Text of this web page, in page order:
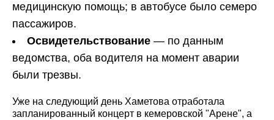
медицинскую помощь; в автобусе было семеро
пассажиров.
Освидетельствование — по данным
ведомства, оба водителя на момент аварии
были трезвы.
Уже на следующий день Хаметова отработала
запланированный концерт в кемеровской "Арене", а